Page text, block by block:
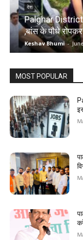
देश
Palghar District :
,बांस के पौधे रोपकर
Keshav Bhumi - June 6,
MOST POPULAR